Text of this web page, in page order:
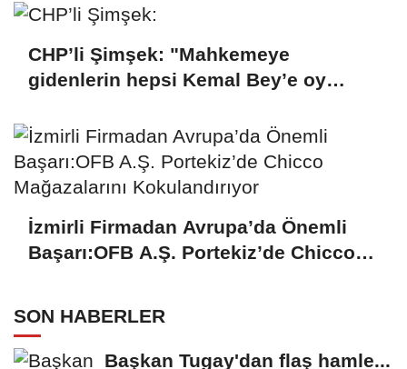
CHP’li Şimşek: "Mahkemeye
gidenlerin hepsi Kemal Bey’e oy
İzmirli Firmadan Avrupa’da Önemli
Başarı:OFB A.Ş. Portekiz’de Chicco
SON HABERLER
Başkan Tugay'dan flaş hamle...